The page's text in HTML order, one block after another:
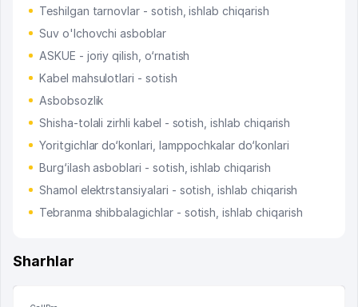
Teshilgan tarnovlar - sotish, ishlab chiqarish
Suv o'lchovchi asboblar
ASKUE - joriy qilish, o‘rnatish
Kabel mahsulotlari - sotish
Asbobsozlik
Shisha-tolali zirhli kabel - sotish, ishlab chiqarish
Yoritgichlar do‘konlari, lamppochkalar do‘konlari
Burg‘ilash asboblari - sotish, ishlab chiqarish
Shamol elektrstansiyalari - sotish, ishlab chiqarish
Tebranma shibbalagichlar - sotish, ishlab chiqarish
Sharhlar